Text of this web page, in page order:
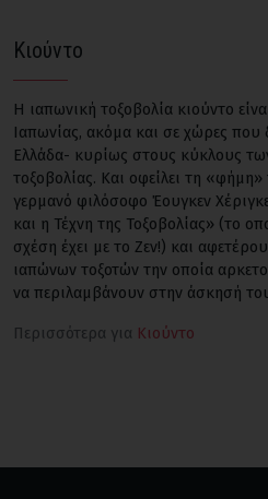
Κιούντο
Η ιαπωνική τοξοβολία κιούντο
Ιαπωνίας, ακόμα και σε χώρες που
Ελλάδα- κυρίως στους κύκλους
τοξοβολίας. Και οφείλει τη
γερμανό φιλόσοφο Έουγκεν
και η Τέχνη της Τοξοβολίας» (το
σχέση έχει με το Ζεν!) και
ιαπώνων τοξοτών την οποία
να περιλαμβάνουν στην άσκησή
Περισσότερα για Κιούντο